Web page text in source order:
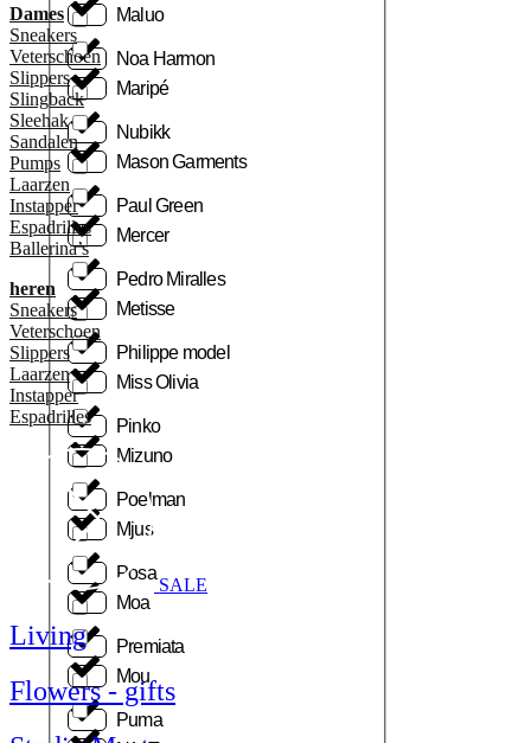
Noa Harmon
Nubikk
Paul Green
Pedro Miralles
Philippe model
Pinko
Poelman
Posa
Premiata
Puma
Maluo
Maripé
Mason Garments
Mercer
Metisse
Miss Olivia
Mizuno
Mjus
Moa
Mou
Dames
Sneakers
Veterschoen
Slippers
Slingback
Sleehak
Sandalen
Pumps
Laarzen
Instapper
Espadrilles
Ballerina’s
heren
Sneakers
Veterschoen
Slippers
Laarzen
Instapper
Espadrilles
SALE
Living
Flowers - gifts